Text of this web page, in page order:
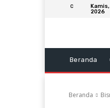
C
2026
Beranda
Beranda